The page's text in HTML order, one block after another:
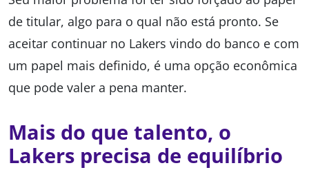
de titular, algo para o qual não está pronto. Se
aceitar continuar no Lakers vindo do banco e com
um papel mais definido, é uma opção econômica
que pode valer a pena manter.
Mais do que talento, o
Lakers precisa de equilíbrio